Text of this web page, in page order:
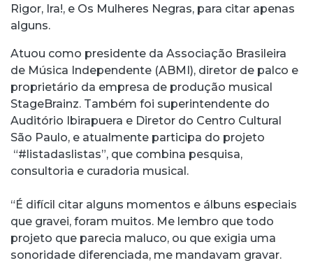
Rigor, Ira!, e Os Mulheres Negras, para citar apenas
alguns.
Atuou como presidente da Associação Brasileira
de Música Independente (ABMI), diretor de palco e
proprietário da empresa de produção musical
StageBrainz. Também foi superintendente do
Auditório Ibirapuera e Diretor do Centro Cultural
São Paulo, e atualmente participa do projeto
“#listadaslistas”, que combina pesquisa,
consultoria e curadoria musical.
“É difícil citar alguns momentos e álbuns especiais
que gravei, foram muitos. Me lembro que todo
projeto que parecia maluco, ou que exigia uma
sonoridade diferenciada, me mandavam gravar.